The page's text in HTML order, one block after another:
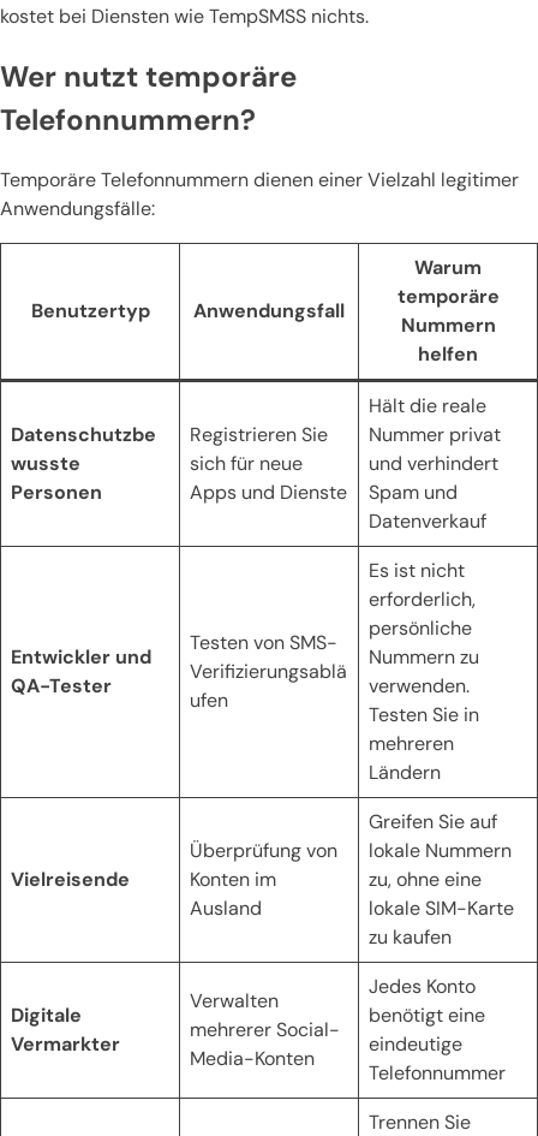
kostet bei Diensten wie TempSMSS nichts.
Wer nutzt temporäre
Telefonnummern?
Temporäre Telefonnummern dienen einer Vielzahl legitimer
Anwendungsfälle:
Benutzertyp Anwendungsfall
Warum
temporäre
Nummern
helfen
Datenschutzbe
wusste
Personen
Registrieren Sie
sich für neue
Apps und Dienste
Hält die reale
Nummer privat
und verhindert
Spam und
Datenverkauf
Entwickler und
QA-Tester
Testen von SMS-
Verifizierungsablä
ufen
Es ist nicht
erforderlich,
persönliche
Nummern zu
verwenden.
Testen Sie in
mehreren
Ländern
Vielreisende
Überprüfung von
Konten im
Ausland
Greifen Sie auf
lokale Nummern
zu, ohne eine
lokale SIM-Karte
zu kaufen
Digitale
Vermarkter
Verwalten
mehrerer Social-
Media-Konten
Jedes Konto
benötigt eine
eindeutige
Telefonnummer
Trennen Sie